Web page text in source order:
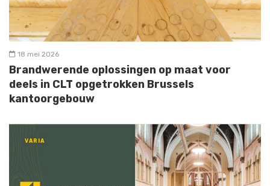
18 mei 2026
Brandwerende oplossingen op maat voor
deels in CLT opgetrokken Brussels
kantoorgebouw
VARIA